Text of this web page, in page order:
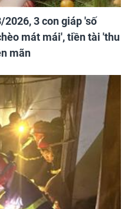
3 con giáp 'số
mát mái', tiền tài 'thu
mãn